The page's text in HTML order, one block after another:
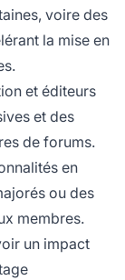
voire des
la mise en
et éditeurs
et des
de forums.
en
ou des
membres.
un impact